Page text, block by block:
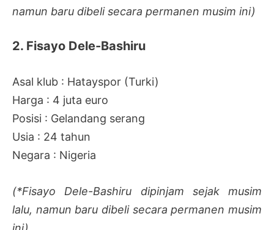
namun baru dibeli secara permanen musim ini)
2. Fisayo Dele-Bashiru
Asal klub : Hatayspor (Turki)
Harga : 4 juta euro
Posisi : Gelandang serang
Usia : 24 tahun
Negara : Nigeria
(*Fisayo Dele-Bashiru dipinjam sejak musim
lalu, namun baru dibeli secara permanen musim